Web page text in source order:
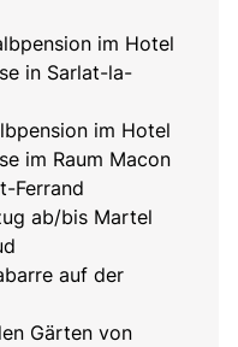
im Hotel
in Sarlat-la-
im Hotel
im Raum Macon
Ferrand
ab/bis Martel
auf der
Gärten von